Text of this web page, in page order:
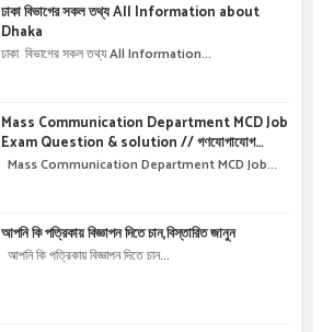
ঢাকা বিভাগের সকল তথ্য All Information about
Dhaka
ঢাকা বিভাগের সকল তথ্য All Information...
Mass Communication Department MCD Job
Exam Question & solution // গণযোগাযোগ
অধিদপ্তরে নিয়োগ পরীক্ষার প্রশ্ন এবং সমাধান
Mass Communication Department MCD Job...
আপনি কি পত্রিকায় বিজ্ঞাপন দিতে চান,বিস্তারিত জানুন
আপনি কি পত্রিকায় বিজ্ঞাপন দিতে চান...